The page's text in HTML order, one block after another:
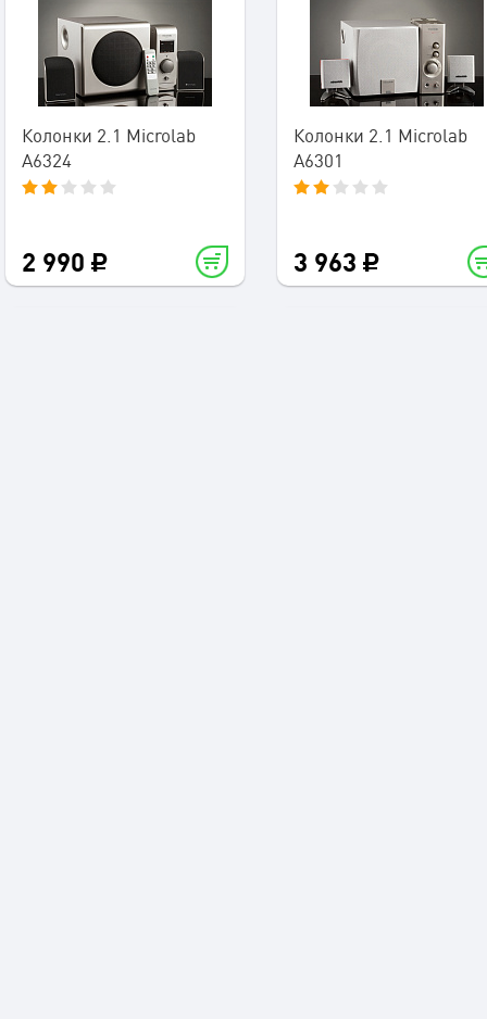
Колонки 2.1 Microlab
A6324
2 990
Колонки 2.1 Microlab
A6301
3 963